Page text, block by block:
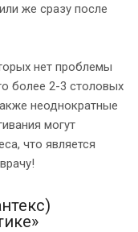
же сразу после
нет проблемы
более 2-3 столовых
неоднократные
могут
что является